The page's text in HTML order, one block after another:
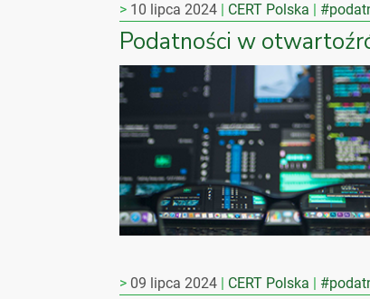
10 lipca 2024 CERT Polska
Podatności w
09 lipca 2024 CERT Polska